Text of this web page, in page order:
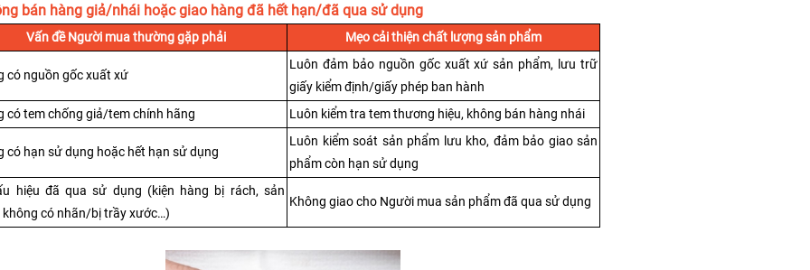
bán hàng giả/nhái hoặc giao hàng đã hết hạn/đã qua sử dụng
Vấn đề Người mua thường gặp phải Mẹo cải thiện chất lượng sản phẩm
có nguồn gốc xuất xứ
Luôn đảm bảo nguồn gốc xuất xứ sản phẩm, lưu trữ
giấy kiểm định/giấy phép ban hành
có tem chống giả/tem chính hãng
Luôn kiểm tra tem thương hiệu, không bán hàng nhái
có hạn sử dụng hoặc hết hạn sử dụng
Luôn kiểm soát sản phẩm lưu kho, đảm bảo giao sản
phẩm còn hạn sử dụng
hiệu đã qua sử dụng (kiện hàng bị rách, sản
không có nhãn/bị trầy xước…)
Không giao cho Người mua sản phẩm đã qua sử dụng